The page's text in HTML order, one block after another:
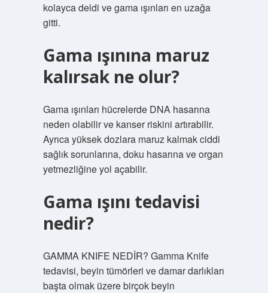
kolayca deldi ve gama ışınları en uzağa
gitti.
Gama ışınına maruz
kalırsak ne olur?
Gama ışınları hücrelerde DNA hasarına
neden olabilir ve kanser riskini artırabilir.
Ayrıca yüksek dozlara maruz kalmak ciddi
sağlık sorunlarına, doku hasarına ve organ
yetmezliğine yol açabilir.
Gama ışını tedavisi
nedir?
GAMMA KNIFE NEDİR? Gamma Knife
tedavisi, beyin tümörleri ve damar darlıkları
başta olmak üzere birçok beyin